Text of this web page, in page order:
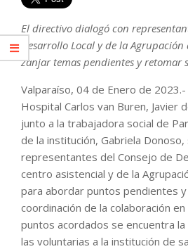
El directivo dialogó con
Desarrollo Local y de la
zanjar temas pendientes y retomar
Valparaíso, 04 de Enero de
Hospital Carlos van Buren, Javier
junto a la trabajadora social de
de la institución, Gabriela Donoso,
representantes del Consejo de
centro asistencial y de la
para abordar puntos pendientes
coordinación de la colaboración
puntos acordados se encuentra
las voluntarias a la institución de